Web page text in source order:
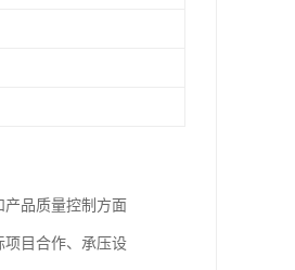
品质量控制方面
项目合作、承压设